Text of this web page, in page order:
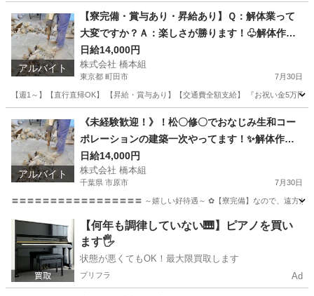
アルバイト
【寮完備・賞与あり・昇給あり】Ｑ：解体業って
大変ですか？Ａ：楽しさが勝ります！♧解体作業
員♧
日給14,000円
株式会社 橋本組
東京都 町田市 7月30日
【週1～】【直行直帰OK】 【昇給・賞与あり】【交通費全額支給】 『お祝い金5万
その他 東京 八王子市 その他 スタッフ
アルバイト
《未経験歓迎！》！松〇修〇でおなじみ生和コー
ポレーションの建築一次やってます！✨解体作業
スタッフ✨
日給14,000円
株式会社 橋本組
千葉県 市原市 7月30日
〓〓〓〓〓〓〓〓〓〓〓〓〓〓〓〓〓 ～嬉しい好待遇～ ✿【寮完備】なので、遠方
千葉 市原市 その他 千葉 船橋市 その他 スタッフ
【何年も調律していない🎹】ピアノを買い
ます🖐️
状態が悪くてもOK！最大限買取します
プリフラ Ad